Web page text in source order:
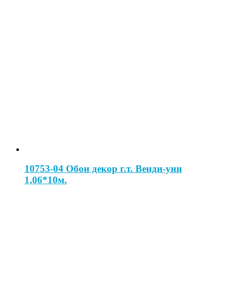
10753-04 Обои декор г.т. Венди-уни
1,06*10м.